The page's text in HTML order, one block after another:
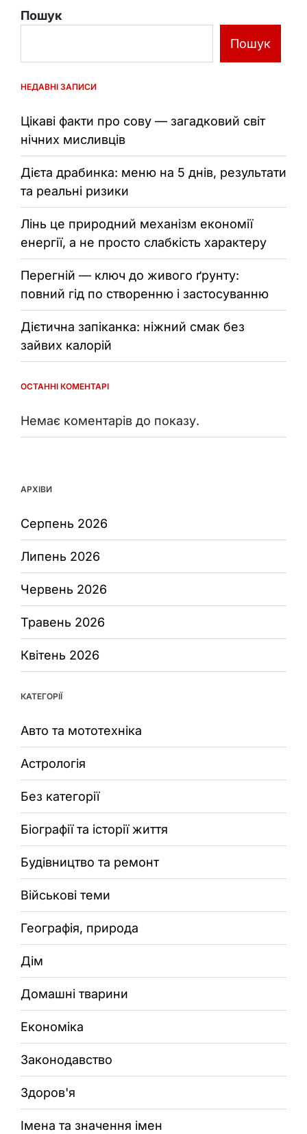
кольору
записами
Пошук
Пошук
НЕДАВНІ ЗАПИСИ
Цікаві факти про сову — загадковий світ
нічних мисливців
Дієта драбинка: меню на 5 днів, результати
та реальні ризики
Лінь це природний механізм економії
енергії, а не просто слабкість характеру
Перегній — ключ до живого ґрунту:
повний гід по створенню і застосуванню
Дієтична запіканка: ніжний смак без
зайвих калорій
ОСТАННІ КОМЕНТАРІ
Немає коментарів до показу.
АРХІВИ
Серпень 2026
Липень 2026
Червень 2026
Травень 2026
Квітень 2026
КАТЕГОРІЇ
Авто та мототехніка
Астрологія
Без категорії
Біографії та історії життя
Будівництво та ремонт
Військові теми
Географія, природа
Дім
Домашні тварини
Економіка
Законодавство
Здоров'я
Імена та значення імен